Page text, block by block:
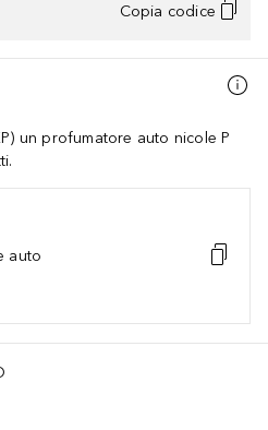
Copia codice
un profumatore auto nicole P
auto